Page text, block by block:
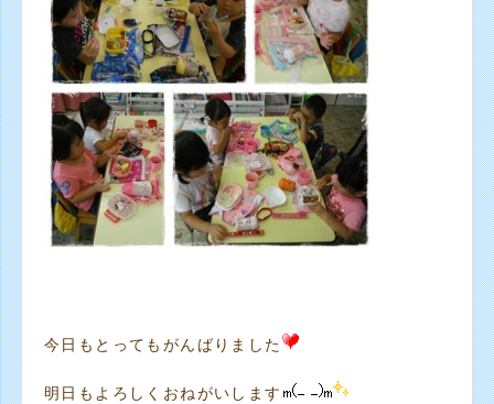
今日もとってもがんばりました
明日もよろしくおねがいします